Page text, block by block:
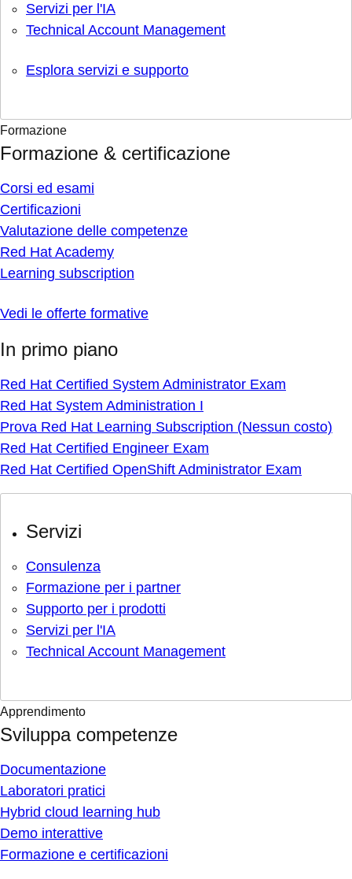
Servizi per l'IA
Technical Account Management
Esplora servizi e supporto
Formazione
Formazione & certificazione
Corsi ed esami
Certificazioni
Valutazione delle competenze
Red Hat Academy
Learning subscription
Vedi le offerte formative
In primo piano
Red Hat Certified System Administrator Exam
Red Hat System Administration I
Prova Red Hat Learning Subscription (Nessun costo)
Red Hat Certified Engineer Exam
Red Hat Certified OpenShift Administrator Exam
Servizi
Consulenza
Formazione per i partner
Supporto per i prodotti
Servizi per l'IA
Technical Account Management
Apprendimento
Sviluppa competenze
Documentazione
Laboratori pratici
Hybrid cloud learning hub
Demo interattive
Formazione e certificazioni